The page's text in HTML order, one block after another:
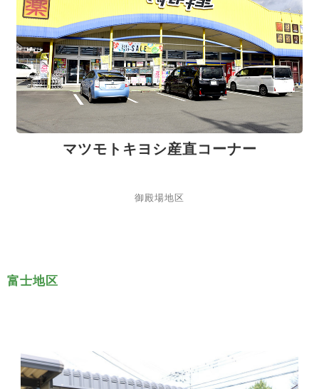
マツモトキヨシ産直コーナー
御殿場地区
富士地区